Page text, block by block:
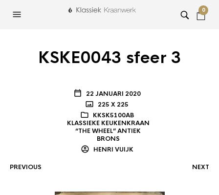
0
KSKE0043 sfeer 3
22 JANUARI 2020
225 X 225
KKSK5100AB
KLASSIEKE KEUKENKRAAN
“THE WHEEL” ANTIEK
BRONS
HENRI VUIJK
PREVIOUS NEXT